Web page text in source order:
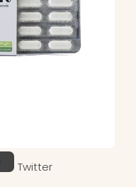
Twitter